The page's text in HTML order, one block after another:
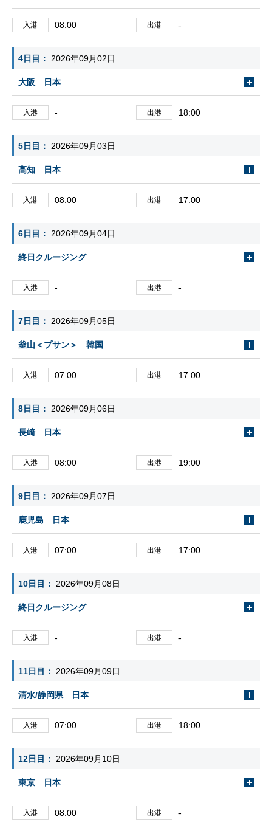
入港 08:00 出港 -
4日目 2026年09月02日
大阪 日本
入港 - 出港 18:00
5日目 2026年09月03日
高知 日本
入港 08:00 出港 17:00
6日目 2026年09月04日
終日クルージング
入港 - 出港 -
7日目 2026年09月05日
釜山＜プサン＞ 韓国
入港 07:00 出港 17:00
8日目 2026年09月06日
長崎 日本
入港 08:00 出港 19:00
9日目 2026年09月07日
鹿児島 日本
入港 07:00 出港 17:00
10日目 2026年09月08日
終日クルージング
入港 - 出港 -
11日目 2026年09月09日
清水/静岡県 日本
入港 07:00 出港 18:00
12日目 2026年09月10日
東京 日本
入港 08:00 出港 -